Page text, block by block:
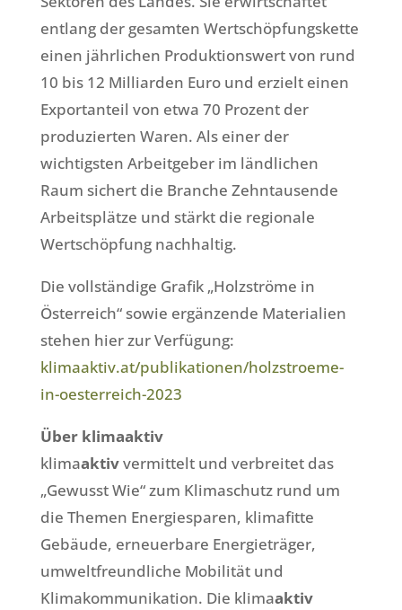
entlang der gesamten Wertschöpfungskette
einen jährlichen Produktionswert von rund
10 bis 12 Milliarden Euro und erzielt einen
Exportanteil von etwa 70 Prozent der
produzierten Waren. Als einer der
wichtigsten Arbeitgeber im ländlichen
Raum sichert die Branche Zehntausende
Arbeitsplätze und stärkt die regionale
Wertschöpfung nachhaltig.
Die vollständige Grafik „Holzströme in
Österreich“ sowie ergänzende Materialien
stehen hier zur Verfügung:
klimaaktiv.at/publikationen/holzstroeme-
in-oesterreich-2023
Über klimaaktiv
klimaaktivvermittelt und verbreitet das
„Gewusst Wie“ zum Klimaschutz rund um
die Themen Energiesparen, klimafitte
Gebäude, erneuerbare Energieträger,
umweltfreundliche Mobilität und
Klimakommunikation. Die klimaaktiv